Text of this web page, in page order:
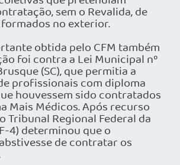
sem o Revalida, de
no exterior.
obtida pelo CFM também
foi contra a Lei Municipal nº
(SC), que permitia a
profissionais com diploma
houvessem sido contratados
Mais Médicos. Após recurso
Tribunal Regional Federal da
4) determinou que o
de contratar os